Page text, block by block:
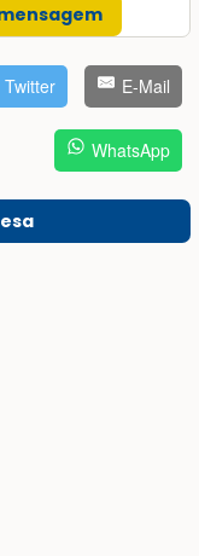
Twitter E-Mail
WhatsApp